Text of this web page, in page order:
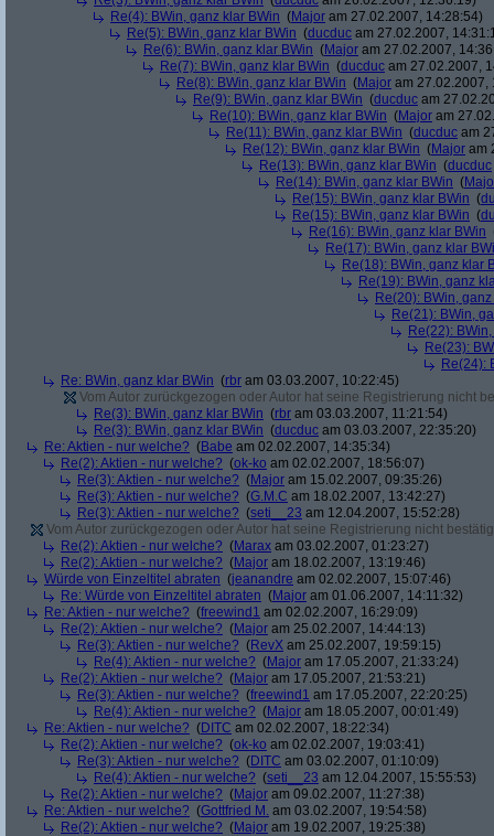
Re(4): BWin, ganz klar BWin (Major am 27.02.2007, 14:28:54)
Re(5): BWin, ganz klar BWin (ducduc am 27.02.2007,
Re(6): BWin, ganz klar BWin (Major am 27.02.2007,
Re(7): BWin, ganz klar BWin (ducduc am 27.02.2007,
Re(8): BWin, ganz klar BWin (Major am 27.02.2007,
Re(9): BWin, ganz klar BWin (ducduc am
Re(10): BWin, ganz klar BWin (Major am
Re(11): BWin, ganz klar BWin (ducduc am
Re(12): BWin, ganz klar BWin (Major am
Re(13): BWin, ganz klar BWin (ducduc
Re(14): BWin, ganz klar BWin (
Re(15): BWin, ganz klar BWin (
Re(15): BWin, ganz klar BWin (
Re(16): BWin, ganz klar BWin
Re(17): BWin, ganz klar
Re(18): BWin, ganz klar
Re(19): BWin, ganz
Re(20): BWin,
Re(21): BWin,
Re(22):
Re(23):
Re(24):
Re: BWin, ganz klar BWin (rbr am 03.03.2007, 10:22:45)
Vom Autor zurückgezogen oder Autor hat seine Registrierung nicht
Re(3): BWin, ganz klar BWin (rbr am 03.03.2007, 11:21:54)
Re(3): BWin, ganz klar BWin (ducduc am 03.03.2007, 22:35:20)
Re: Aktien - nur welche? (Babe am 02.02.2007, 14:35:34)
Re(2): Aktien - nur welche? (ok-ko am 02.02.2007, 18:56:07)
Re(3): Aktien - nur welche? (Major am 15.02.2007, 09:35:26)
Re(3): Aktien - nur welche? (G.M.C am 18.02.2007, 13:42:27)
Re(3): Aktien - nur welche? (seti__23 am 12.04.2007, 15:52:28)
Vom Autor zurückgezogen oder Autor hat seine Registrierung nicht
Re(2): Aktien - nur welche? (Marax am 03.02.2007, 01:23:27)
Re(2): Aktien - nur welche? (Major am 18.02.2007, 13:19:46)
Würde von Einzeltitel abraten (jeanandre am 02.02.2007, 15:07:46)
Re: Würde von Einzeltitel abraten (Major am 01.06.2007, 14:11:32)
Re: Aktien - nur welche? (freewind1 am 02.02.2007, 16:29:09)
Re(2): Aktien - nur welche? (Major am 25.02.2007, 14:44:13)
Re(3): Aktien - nur welche? (RevX am 25.02.2007, 19:59:15)
Re(4): Aktien - nur welche? (Major am 17.05.2007, 21:33:24)
Re(2): Aktien - nur welche? (Major am 17.05.2007, 21:53:21)
Re(3): Aktien - nur welche? (freewind1 am 17.05.2007, 22:20:25)
Re(4): Aktien - nur welche? (Major am 18.05.2007, 00:01:49)
Re: Aktien - nur welche? (DITC am 02.02.2007, 18:22:34)
Re(2): Aktien - nur welche? (ok-ko am 02.02.2007, 19:03:41)
Re(3): Aktien - nur welche? (DITC am 03.02.2007, 01:10:09)
Re(4): Aktien - nur welche? (seti__23 am 12.04.2007, 15:55:53)
Re(2): Aktien - nur welche? (Major am 09.02.2007, 11:27:38)
Re: Aktien - nur welche? (Gottfried M. am 03.02.2007, 19:54:58)
Re(2): Aktien - nur welche? (Major am 19.02.2007, 19:25:38)